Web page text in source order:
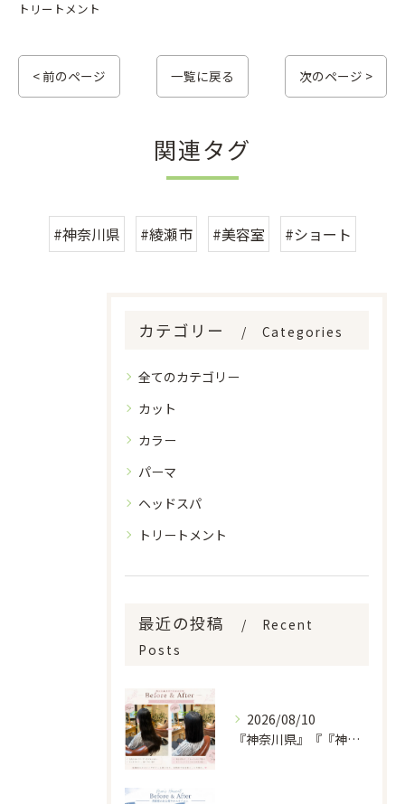
トリートメント
< 前のページ 一覧に戻る 次のページ >
関連タグ
#神奈川県 #綾瀬市 #美容室 #ショート
カテゴリー Categories
全てのカテゴリー
カット
カラー
パーマ
ヘッドスパ
トリートメント
最近の投稿
Recent
Posts
2026/08/10
『神奈川県』『『神奈川県』『綾瀬市』『海老名市』『美容室』